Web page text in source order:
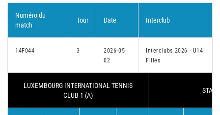
Numéro du
match
Tour Date Interclub
14F044 3
2026-05-
02
Interclubs 2026 - U14
Filles
LUXEMBOURG INTERNATIONAL TENNIS
CLUB 1 (A)